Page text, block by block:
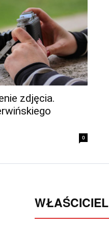
zdjęcia.
0
WŁAŚCICIEL